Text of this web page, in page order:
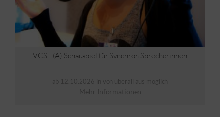
VCS - (A) Schauspiel für Synchron Sprecherinnen
ab 12.10.2026 in von überall aus möglich
Mehr Informationen